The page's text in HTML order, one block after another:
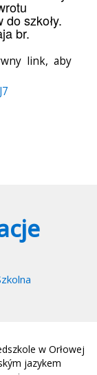
do szkoły.
br.
link, aby
w Orłowej
jazykem